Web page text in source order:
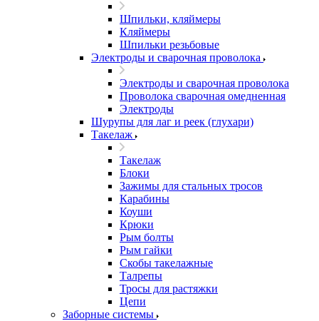
Шпильки, кляймеры
Кляймеры
Шпильки резьбовые
Электроды и сварочная проволока
Электроды и сварочная проволока
Проволока сварочная омедненная
Электроды
Шурупы для лаг и реек (глухари)
Такелаж
Такелаж
Блоки
Зажимы для стальных тросов
Карабины
Коуши
Крюки
Рым болты
Рым гайки
Скобы такелажные
Талрепы
Тросы для растяжки
Цепи
Заборные системы